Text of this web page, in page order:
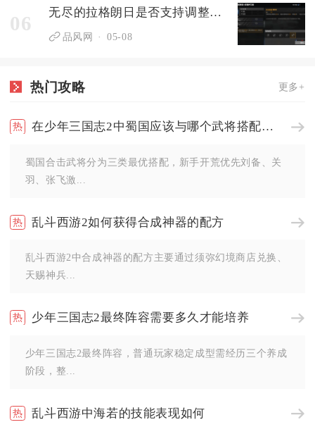
06 无尽的拉格朗日是否支持调整战舰队形的规模
品风网 05-08
热门攻略 更多+
在少年三国志2中蜀国应该与哪个武将搭配合击
蜀国合击武将分为三类最优搭配，新手开荒优先刘备、关
羽、张飞激...
乱斗西游2如何获得合成神器的配方
乱斗西游2中合成神器的配方主要通过须弥幻境商店兑换、
天赐神兵...
少年三国志2最终阵容需要多久才能培养
少年三国志2最终阵容，普通玩家稳定成型需经历三个养成
阶段，整...
乱斗西游中海若的技能表现如何